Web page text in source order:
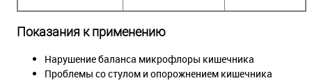
Показания к применению
Нарушение баланса микрофлоры кишечника
Проблемы со стулом и опорожнением кишечника